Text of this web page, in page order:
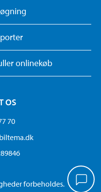
onlinekøb
OS
70
forbeholdes.